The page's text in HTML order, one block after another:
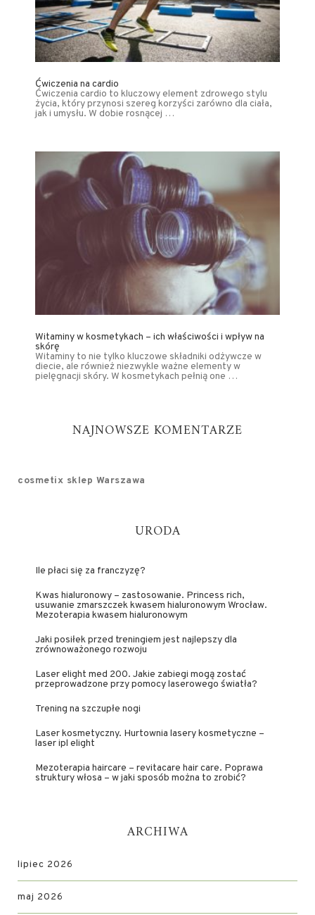
Ćwiczenia na cardio
Ćwiczenia cardio to kluczowy element zdrowego stylu
życia, który przynosi szereg korzyści zarówno dla ciała,
jak i umysłu. W dobie rosnącej …
Witaminy w kosmetykach – ich właściwości i wpływ na
skórę
Witaminy to nie tylko kluczowe składniki odżywcze w
diecie, ale również niezwykle ważne elementy w
pielęgnacji skóry. W kosmetykach pełnią one …
NAJNOWSZE KOMENTARZE
cosmetix sklep Warszawa
URODA
Ile płaci się za franczyzę?
Kwas hialuronowy – zastosowanie. Princess rich,
usuwanie zmarszczek kwasem hialuronowym Wrocław.
Mezoterapia kwasem hialuronowym
Jaki posiłek przed treningiem jest najlepszy dla
zrównoważonego rozwoju
Laser elight med 200. Jakie zabiegi mogą zostać
przeprowadzone przy pomocy laserowego światła?
Trening na szczupłe nogi
Laser kosmetyczny. Hurtownia lasery kosmetyczne –
laser ipl elight
Mezoterapia haircare – revitacare hair care. Poprawa
struktury włosa – w jaki sposób można to zrobić?
ARCHIWA
lipiec 2026
maj 2026